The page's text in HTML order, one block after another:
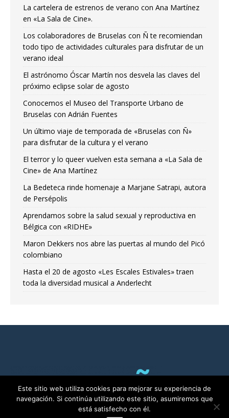
La cartelera de estrenos de verano con Ana Martínez
en «La Sala de Cine».
Los colaboradores de Bruselas con Ñ te recomiendan
todo tipo de actividades culturales para disfrutar de un
verano ideal
El astrónomo Óscar Martín nos desvela las claves del
próximo eclipse solar de agosto
Conocemos el Museo del Transporte Urbano de
Bruselas con Adrián Fuentes
Un último viaje de temporada de «Bruselas con Ñ»
para disfrutar de la cultura y el verano
El terror y lo queer vuelven esta semana a «La Sala de
Cine» de Ana Martínez
La Bedeteca rinde homenaje a Marjane Satrapi, autora
de Persépolis
Aprendamos sobre la salud sexual y reproductiva en
Bélgica con «RIDHE»
Maron Dekkers nos abre las puertas al mundo del Picó
colombiano
Hasta el 20 de agosto «Les Escales Estivales» traen
toda la diversidad musical a Anderlecht
Este sitio web utiliza cookies para mejorar su experiencia de
navegación. Si continúa utilizando este sitio, asumiremos que
está satisfecho con él.